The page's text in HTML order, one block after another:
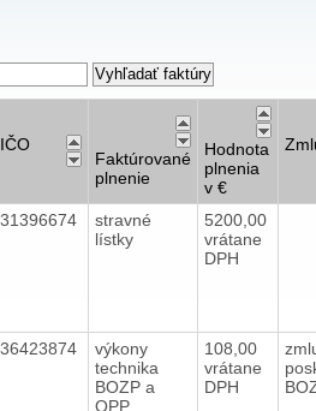
IČO
Faktúrované
plnenie
Hodnota
plnenia
v €
31396674
stravné
lístky
5200,00
vrátane
DPH
36423874
výkony
technika
BOZP a
OPP
108,00
vrátane
DPH